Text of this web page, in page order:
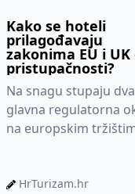
Kako se hoteli
prilagođavaju
zakonima EU i UK
pristupačnosti?
Na snagu stupaju dva
glavna regulatorna
na europskim
HrTurizam.hr